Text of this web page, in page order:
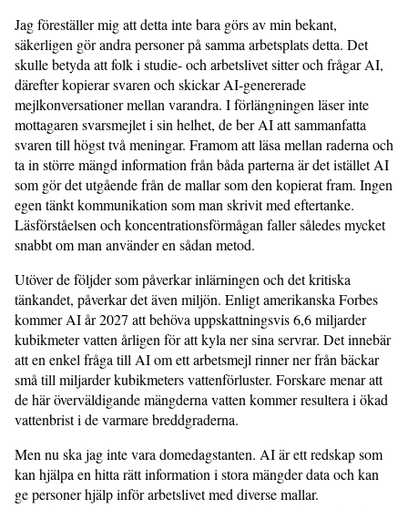
Jag föreställer mig att detta inte bara görs av min bekant,
säkerligen gör andra personer på samma arbetsplats detta. Det
skulle betyda att folk i studie- och arbetslivet sitter och frågar AI,
därefter kopierar svaren och skickar AI-genererade
mejlkonversationer mellan varandra. I förlängningen läser inte
mottagaren svarsmejlet i sin helhet, de ber AI att sammanfatta
svaren till högst två meningar. Framom att läsa mellan raderna och
ta in större mängd information från båda parterna är det istället AI
som gör det utgående från de mallar som den kopierat fram. Ingen
egen tänkt kommunikation som man skrivit med eftertanke.
Läsförståelsen och koncentrationsförmågan faller således mycket
snabbt om man använder en sådan metod.
Utöver de följder som påverkar inlärningen och det kritiska
tänkandet, påverkar det även miljön. Enligt amerikanska Forbes
kommer AI år 2027 att behöva uppskattningsvis 6,6 miljarder
kubikmeter vatten årligen för att kyla ner sina servrar. Det innebär
att en enkel fråga till AI om ett arbetsmejl rinner ner från bäckar
små till miljarder kubikmeters vattenförluster. Forskare menar att
de här överväldigande mängderna vatten kommer resultera i ökad
vattenbrist i de varmare breddgraderna.
Men nu ska jag inte vara domedagstanten. AI är ett redskap som
kan hjälpa en hitta rätt information i stora mängder data och kan
ge personer hjälp inför arbetslivet med diverse mallar.